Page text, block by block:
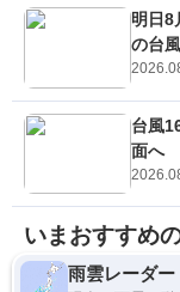
明日
の台
台風
面へ
いまおすすめ
雨雲レーダー